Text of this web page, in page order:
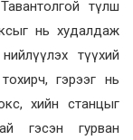
түлш
нь худалдаж
түүхий
гэрээг нь
хийн станцыг
гэсэн гурван